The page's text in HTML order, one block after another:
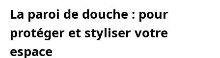
La paroi de douche : pour
protéger et styliser votre
espace